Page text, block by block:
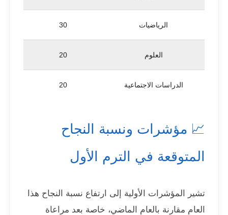
الرياضيات 30
العلوم 20
الدراسات الاجتماعية 20
📈 مؤشرات ونسبة النجاح
المتوقعة في الترم الأول
تشير المؤشرات الأولية إلى ارتفاع نسبة النجاح هذا
العام مقارنة بالعام الماضي، خاصة بعد مراعاة